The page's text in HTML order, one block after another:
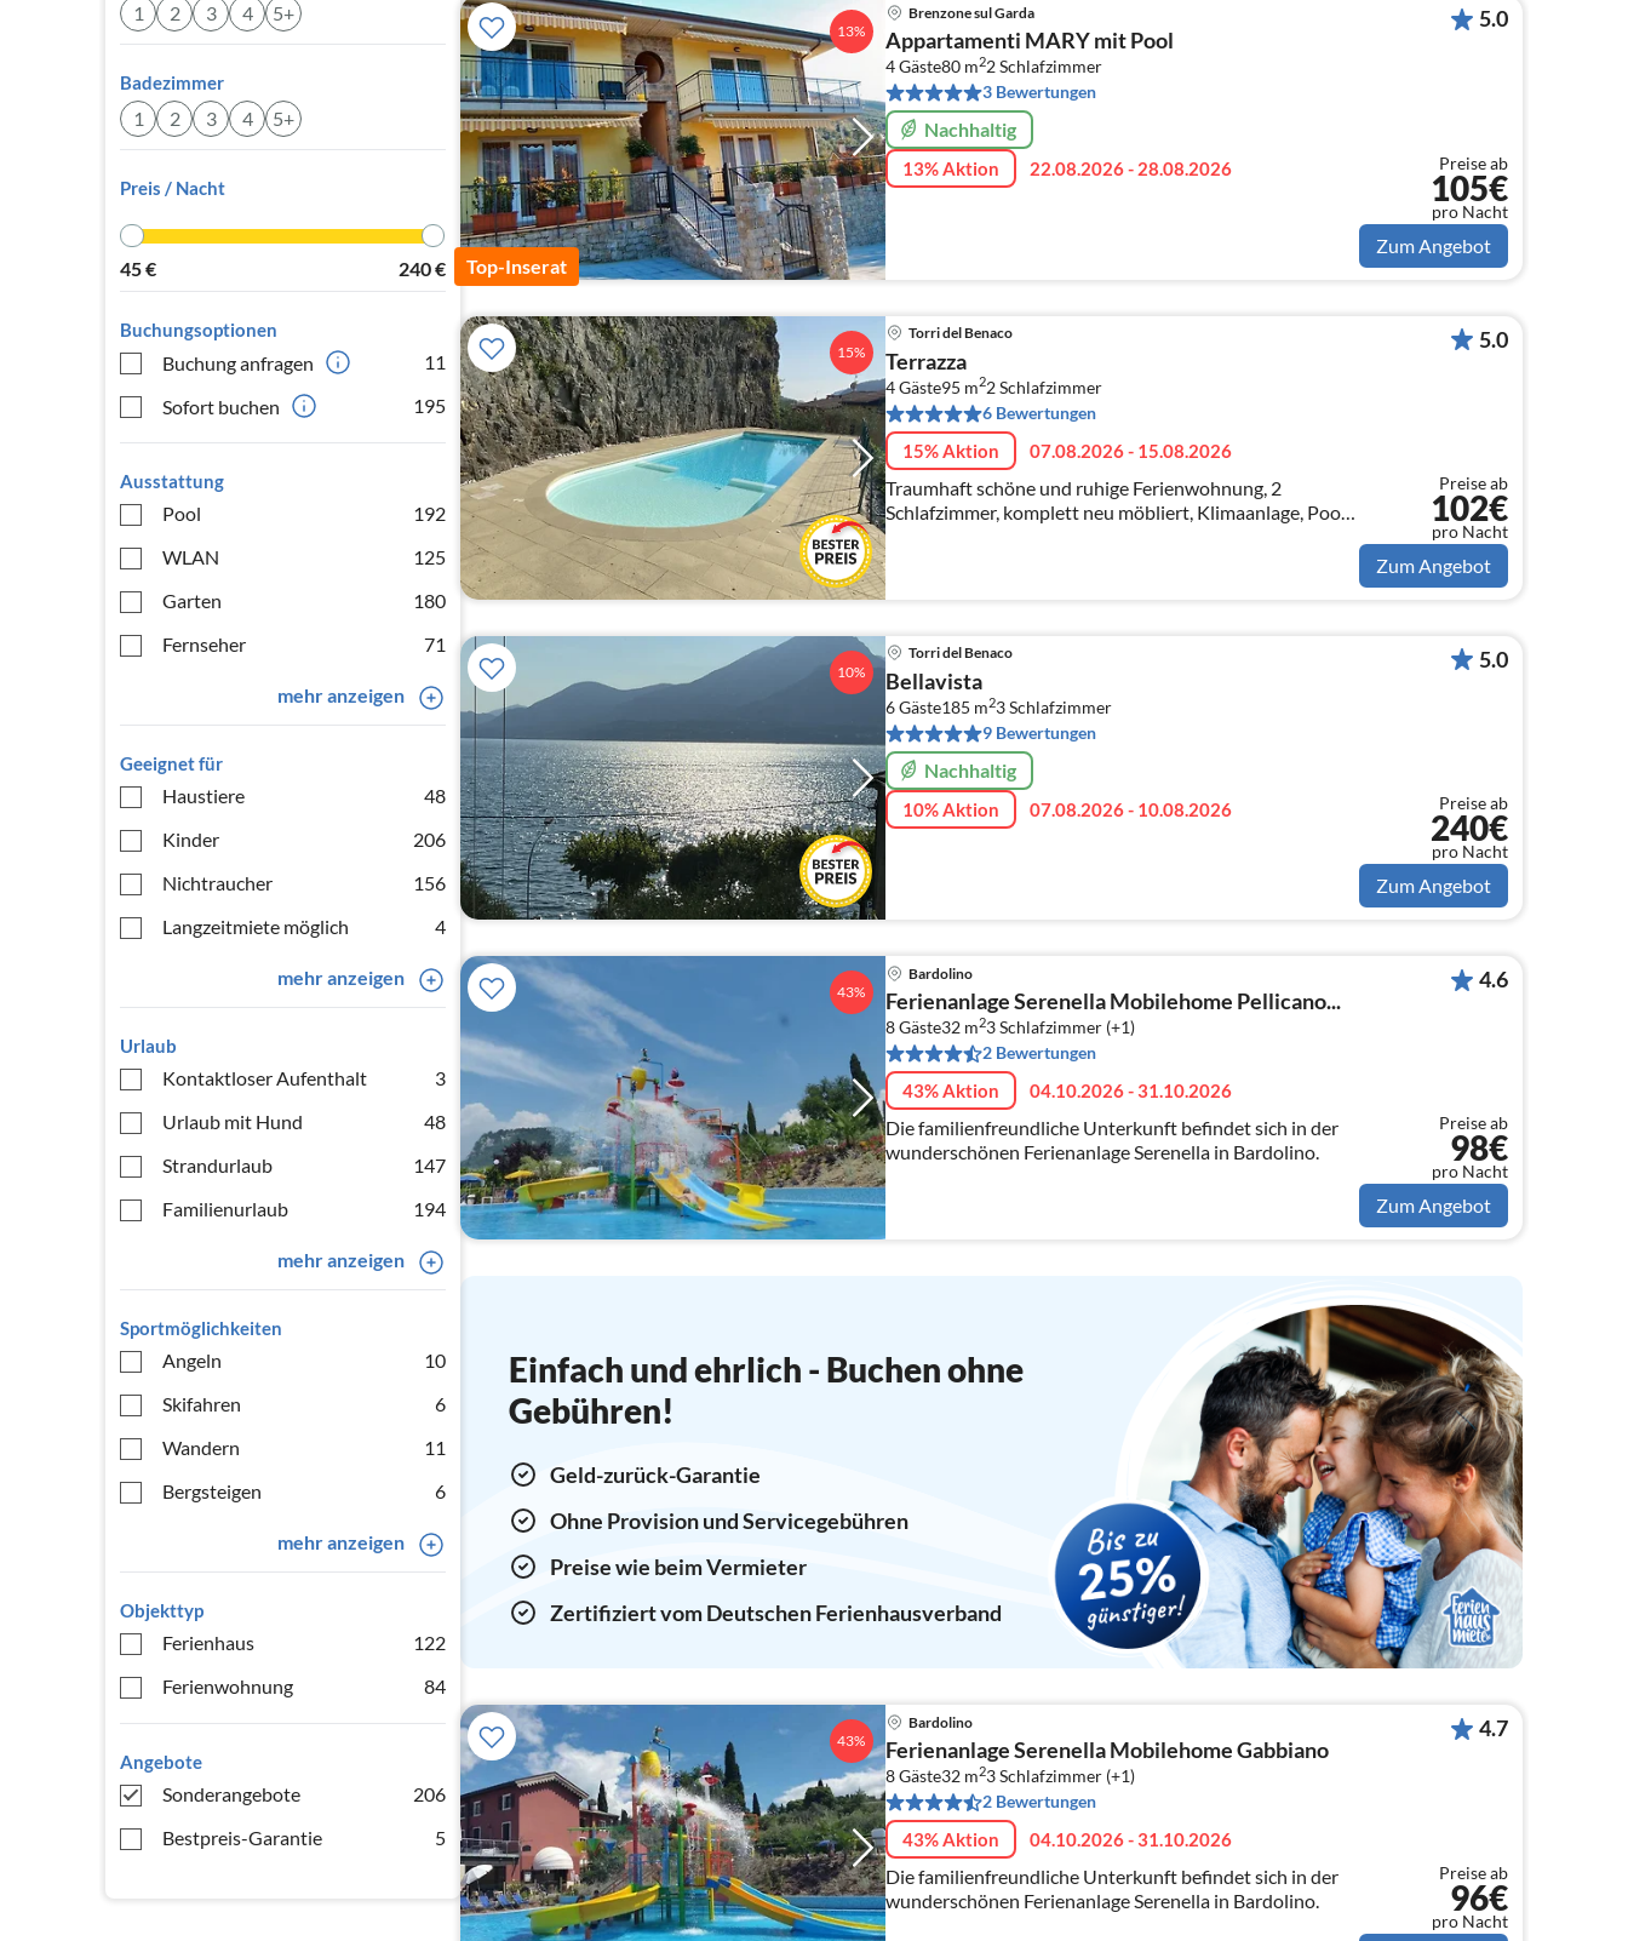
1 2 3 4 5+
Badezimmer
1 2 3 4 5+
Preis / Nacht
45€ 240€
Buchungsoptionen
Buchung anfragen
11
Sofort buchen
195
Ausstattung
Pool
192
WLAN
125
Garten
180
Fernseher
71
mehr anzeigen
Geeignet für
Haustiere
48
Kinder
206
Nichtraucher
156
Langzeitmiete möglich
4
mehr anzeigen
Urlaub
Kontaktloser Aufenthalt
3
Urlaub mit Hund
48
Strandurlaub
147
Familienurlaub
194
mehr anzeigen
Sportmöglichkeiten
Angeln
10
Skifahren
6
Wandern
11
Bergsteigen
6
mehr anzeigen
Objekttyp
Ferienhaus
122
Ferienwohnung
84
Angebote
Sonderangebote
206
Bestpreis-Garantie
5
Top-Inserat
13%
Brenzone sul Garda
Appartamenti MARY mit Pool
4 Gäste80 m22Schlafzimmer
3 Bewertungen
Nachhaltig
13% Aktion 22.08.2026 - 28.08.2026
5.0
Preise ab
105€
pro Nacht
Zum Angebot
15%
Torri del Benaco
Terrazza
4 Gäste95 m22Schlafzimmer
6 Bewertungen
15% Aktion 07.08.2026 - 15.08.2026
Traumhaft schöne und ruhige Ferienwohnung, 2
Schlafzimmer, komplett neu möbliert, Klimaanlage, Pool,
Garage, privater Garten, Waschmaschine. Seeblick vom
Pool und Whirlpool
5.0
Preise ab
102€
pro Nacht
Zum Angebot
10%
Torri del Benaco
Bellavista
6 Gäste185 m23Schlafzimmer
9 Bewertungen
Nachhaltig
10% Aktion 07.08.2026 - 10.08.2026
5.0
Preise ab
240€
pro Nacht
Zum Angebot
43%
Bardolino
Ferienanlage Serenella Mobilehome Pellicano...
8 Gäste32 m23Schlafzimmer (+1)
2 Bewertungen
43% Aktion 04.10.2026 - 31.10.2026
Die familienfreundliche Unterkunft befindet sich in der
wunderschönen Ferienanlage Serenella in Bardolino.
4.6
Preise ab
98€
pro Nacht
Zum Angebot
Einfach und ehrlich - Buchen ohne
Gebühren!
Geld-zurück-Garantie
Ohne Provision und Servicegebühren
Preise wie beim Vermieter
Zertifiziert vom Deutschen Ferienhausverband
43%
Bardolino
Ferienanlage Serenella Mobilehome Gabbiano
8 Gäste32 m23Schlafzimmer (+1)
2 Bewertungen
43% Aktion 04.10.2026 - 31.10.2026
Die familienfreundliche Unterkunft befindet sich in der
wunderschönen Ferienanlage Serenella in Bardolino.
4.7
Preise ab
96€
pro Nacht